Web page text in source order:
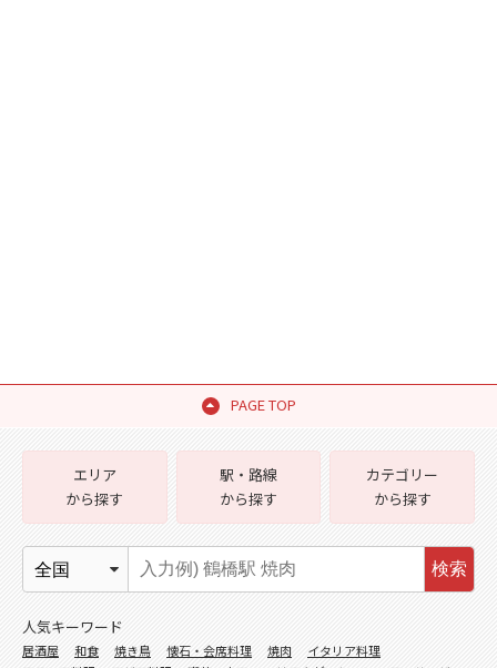
PAGE TOP
エリア
から探す
駅・路線
から探す
カテゴリー
から探す
検索
人気キーワード
居酒屋 和食 焼き鳥 懐石・会席料理 焼肉
イタリア料理